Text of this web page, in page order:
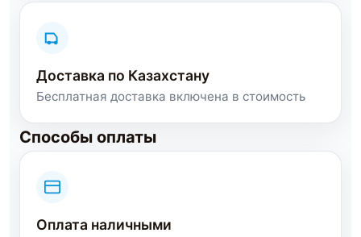
Доставка по Казахстану
Бесплатная доставка включена в стоимость
Способы оплаты
Оплата наличными